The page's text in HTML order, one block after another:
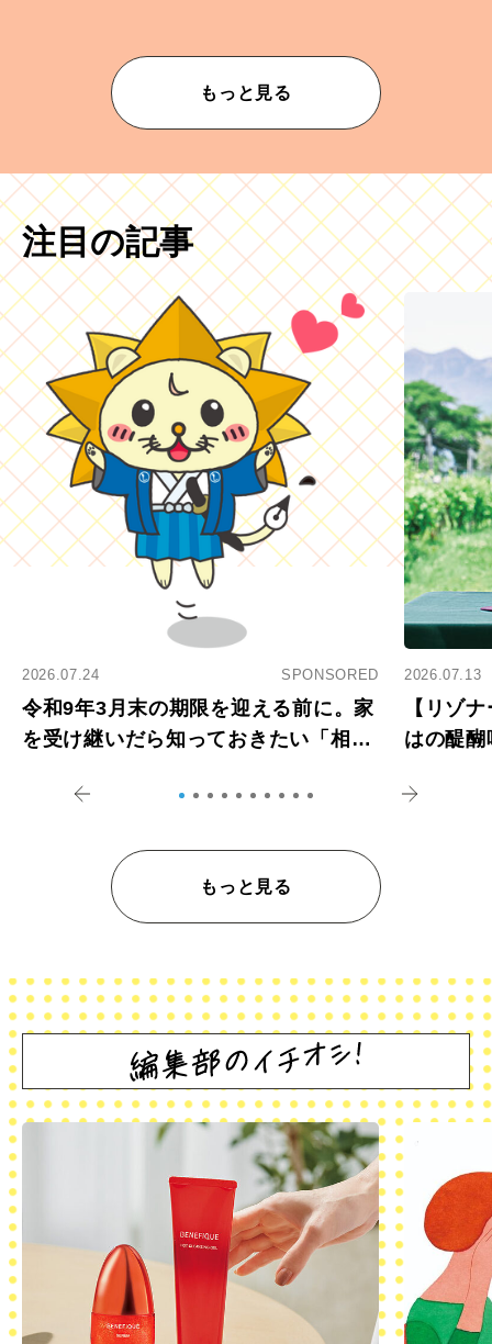
もっと見る
注目の記事
2026.07.24 SPONSORED
令和9年3月末の期限を迎える前に。家
を受け継いだら知っておきたい「相続
2026.07.13
【リゾ
はの醍
もっと見る